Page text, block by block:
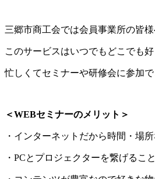
三郷市商工会では会員事業所の皆
このサービスはいつでもどこでも
忙しくてセミナーや研修会に参加
＜WEBセミナーのメリット＞
・インターネットだから時間・場
・PCとプロジェクターを繋げるこ